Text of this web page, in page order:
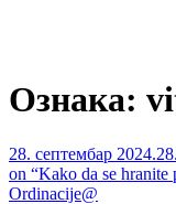
Ознака:
28. септембар 2024.
on “Kako da se hranite
Ordinacije@